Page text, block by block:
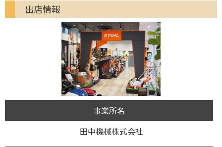
出店情報
事業所名
田中機械株式会社